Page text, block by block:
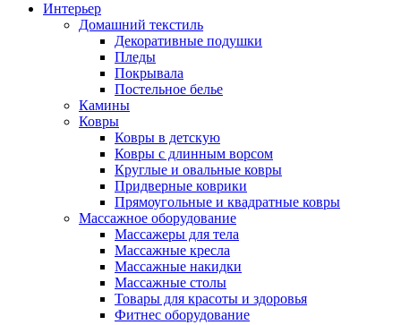
Интерьер
Домашний текстиль
Декоративные подушки
Пледы
Покрывала
Постельное белье
Камины
Ковры
Ковры в детскую
Ковры с длинным ворсом
Круглые и овальные ковры
Придверные коврики
Прямоугольные и квадратные ковры
Массажное оборудование
Массажеры для тела
Массажные кресла
Массажные накидки
Массажные столы
Товары для красоты и здоровья
Фитнес оборудование